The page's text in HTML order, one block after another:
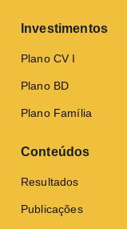
Investimentos
Plano CV I
Plano BD
Plano Família
Conteúdos
Resultados
Publicações